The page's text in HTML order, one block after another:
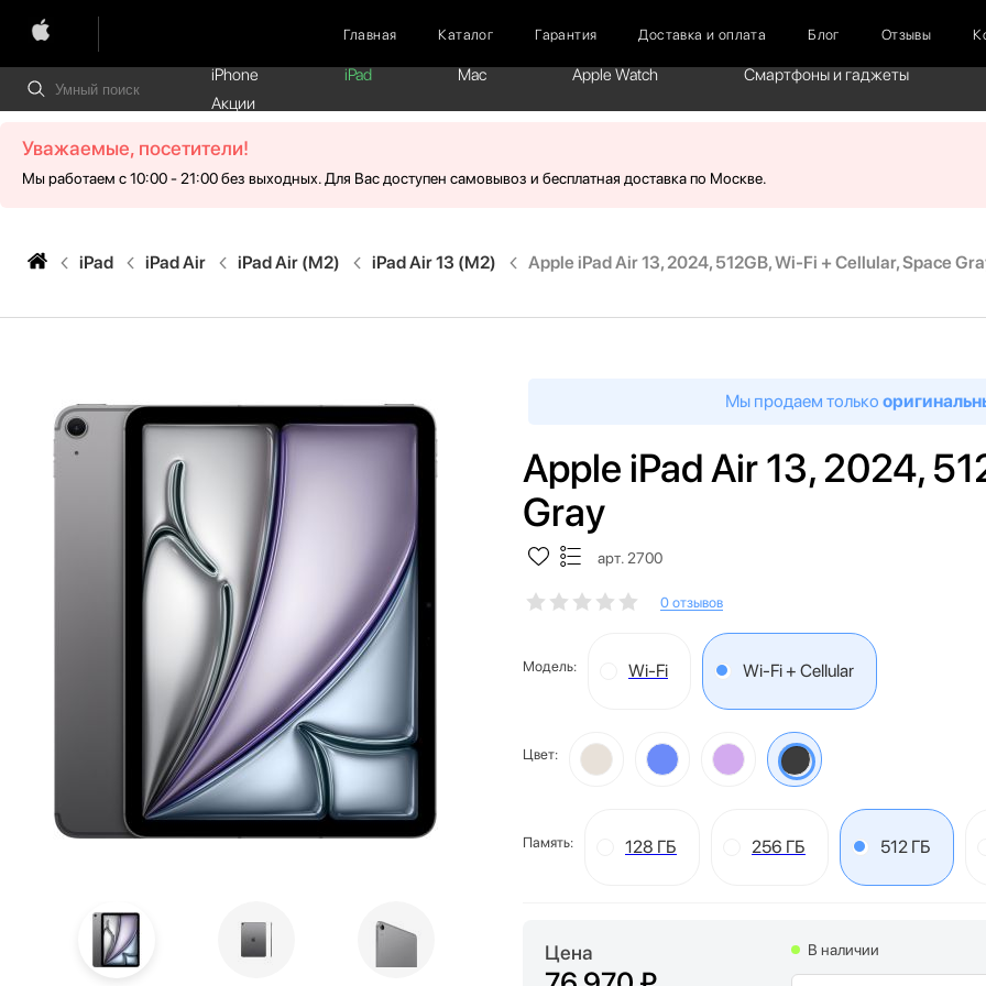
Главная Каталог Гарантия Доставка и оплата Блог Отзывы
iPhone iPad Mac Apple Watch
Смартфоны и гаджеты
Акции
Уважаемые, посетители!
Мы работаем с 10:00 - 21:00 без выходных. Для Вас доступен самовывоз и бесплатная доставка по Москве.
iPad iPad Air iPad Air (M2) iPad Air 13 (M2) Apple iPad Air 13, 2024, 512GB, Wi-Fi + Cellular, Space
Мы продаем только
Apple iPad Air 13, 2024,
Gray
арт. 2700
0 отзывов
Модель: Wi-Fi Wi-Fi + Cellular
Цвет:
Память: 128 ГБ 256 ГБ 512 ГБ
Цена В наличии